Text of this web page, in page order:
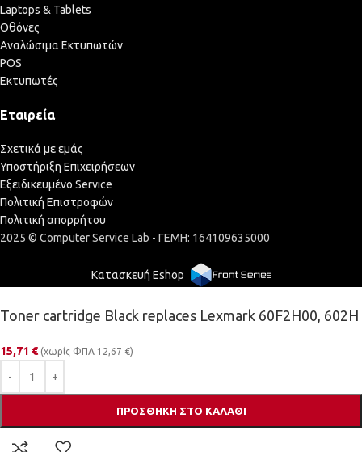
Laptops & Tablets
Οθόνες
Αναλώσιμα Εκτυπωτών
POS
Εκτυπωτές
Εταιρεία
Σχετικά με εμάς
Υποστήριξη Επιχειρήσεων
Εξειδικευμένο Service
Πολιτική Επιστροφών
Πολιτική απορρήτου
2025 © Computer Service Lab - ΓΕΜΗ: 164109635000
Κατασκευή Eshop
Toner cartridge Black replaces Lexmark 60F2H00, 602H
15,71 € (χωρίς ΦΠΑ 12,67 €)
ΠΡΟΣΘΉΚΗ ΣΤΟ ΚΑΛΆΘΙ